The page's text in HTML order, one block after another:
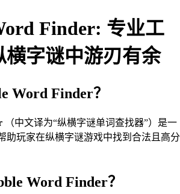
Finder: 专业工
横字谜中游刃有余
Word Finder？
（中文译为“纵横字谜单词查找器”）是一
助玩家在纵横字谜游戏中找到合法且高分
Word Finder？